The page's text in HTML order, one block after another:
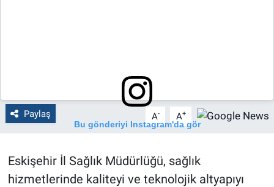
Bu gönderiyi Instagram'da gör
Paylaş A- A+
Eskişehir İl Sağlık Müdürlüğü, sağlık
hizmetlerinde kaliteyi ve teknolojik altyapıyı
Bilim ve Teknoloji